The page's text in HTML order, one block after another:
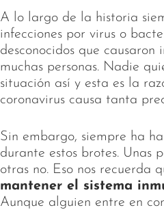
A lo largo de la historia
infecciones por virus o
desconocidos que causaron
muchas personas. Nadie
situación así y esta es la
coronavirus causa tanta
Sin embargo, siempre ha
durante estos brotes. Unas
otras no. Eso nos recuerda
mantener el sistema
Aunque alguien entre en